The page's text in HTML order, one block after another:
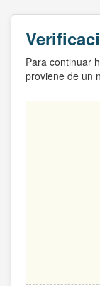
Para continuar
proviene de un